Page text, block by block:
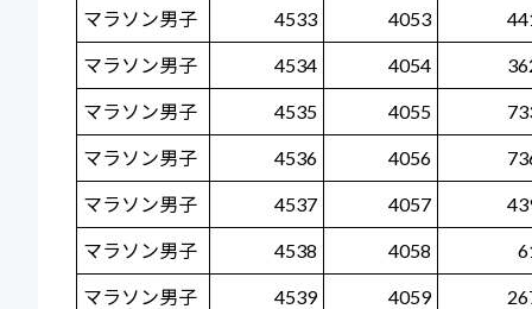
マラソン男子 4533 4053
マラソン男子 4534 4054
マラソン男子 4535 4055
マラソン男子 4536 4056
マラソン男子 4537 4057
マラソン男子 4538 4058
マラソン男子 4539 4059